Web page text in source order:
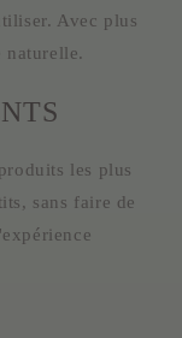
Avec plus
naturelle.
les plus
sans faire de